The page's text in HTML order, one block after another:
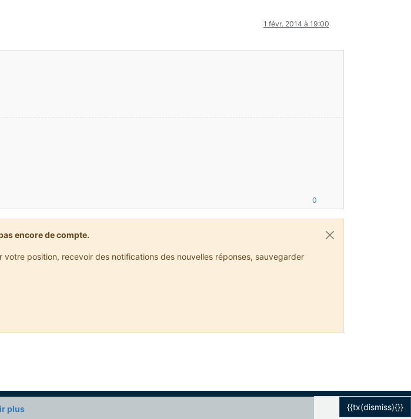
1 févr. 2014 à 19:00
0
encore de compte.
position, recevoir des notifications des nouvelles réponses, sauvegarder
1 / 1
Powered by NodeBB
{{tx(dismiss){}}
plus